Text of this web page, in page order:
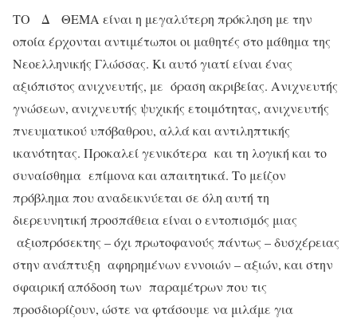
ΤΟ Δ ΘΕΜΑ είναι η μεγαλύτερη πρόκληση με την
οποία έρχονται αντιμέτωποι οι μαθητές στο μάθημα της
Νεοελληνικής Γλώσσας. Κι αυτό γιατί είναι ένας
αξιόπιστος ανιχνευτής, με όραση ακριβείας. Ανιχνευτής
γνώσεων, ανιχνευτής ψυχικής ετοιμότητας, ανιχνευτής
πνευματικού υπόβαθρου, αλλά και αντιληπτικής
ικανότητας. Προκαλεί γενικότερα και τη λογική και το
συναίσθημα επίμονα και απαιτητικά. Το μείζον
πρόβλημα που αναδεικνύεται σε όλη αυτή τη
διερευνητική προσπάθεια είναι o εντοπισμός μιας
αξιοπρόσεκτης – όχι πρωτοφανούς πάντως – δυσχέρειας
στην ανάπτυξη αφηρημένων εννοιών – αξιών, και στην
σφαιρική απόδοση των παραμέτρων που τις
προσδιορίζουν, ώστε να φτάσουμε να μιλάμε για